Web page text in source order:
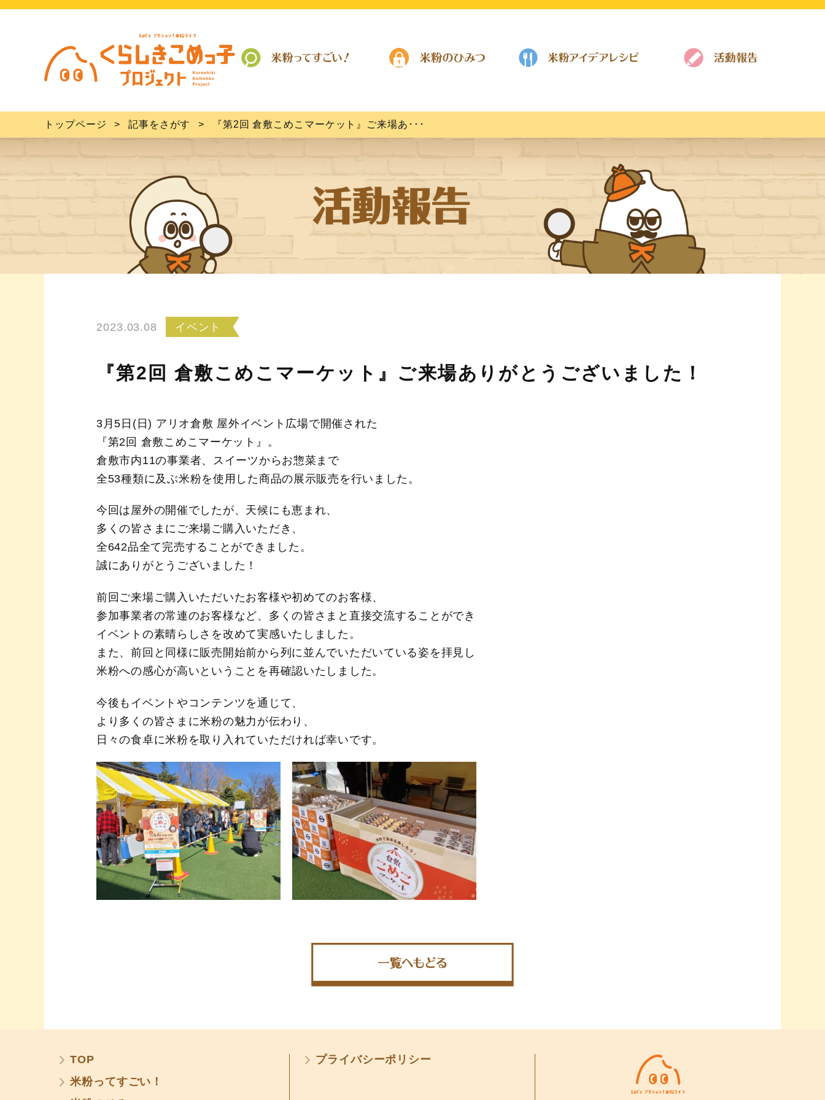
トップページ 記事をさがす 『第2回 倉敷こめこマーケット』ご来場あ･･･
2023.03.08 イベント
『第2回 倉敷こめこマーケット』ご来場ありがとうございました！
3 月5 日 ( 日) アリオ倉敷 屋外イベント広場で開催された
『第2 回 倉敷こめこマーケット』。
倉敷市内11の事業者、スイーツからお惣菜まで
全53種類に及ぶ米粉を使用した商品の展示販売を行いました。
今回は屋外の開催でしたが、天候にも恵まれ、
多くの皆さまにご来場ご購入いただき、
全642品全て完売することができました。
誠にありがとうございました！
前回ご来場ご購入いただいたお客様や初めてのお客様、
参加事業者の常連のお客様など、多くの皆さまと直接交流することができ
イベントの素晴らしさを改めて実感いたしました。
また、前回と同様に販売開始前から列に並んでいただいている姿を拝見し
米粉への感心が高いということを再確認いたしました。
今後もイベントやコンテンツを通じて、
より多くの皆さまに米粉の魅力が伝わり、
日々の食卓に米粉を取り入れていただければ幸いです。
TOP
米粉ってすごい！
プライバシーポリシー